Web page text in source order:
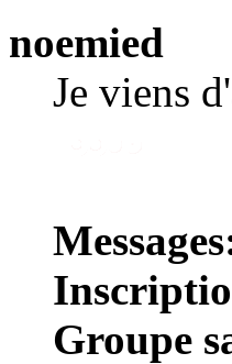
noemied
Je viens
Groupe